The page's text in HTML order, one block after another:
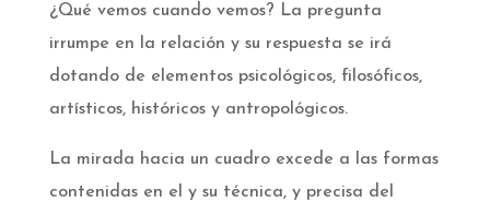
¿Qué vemos cuando vemos? La pregunta
irrumpe en la relación y su respuesta se irá
dotando de elementos psicológicos, filosóficos,
artísticos, históricos y antropológicos.
La mirada hacia un cuadro excede a las formas
contenidas en el y su técnica, y precisa del